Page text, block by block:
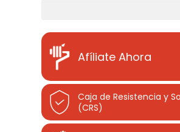
Afíliate Ahora
Caja de Resistencia y
(CRS)